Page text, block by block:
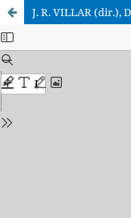
J. R. VILLAR (dir.),